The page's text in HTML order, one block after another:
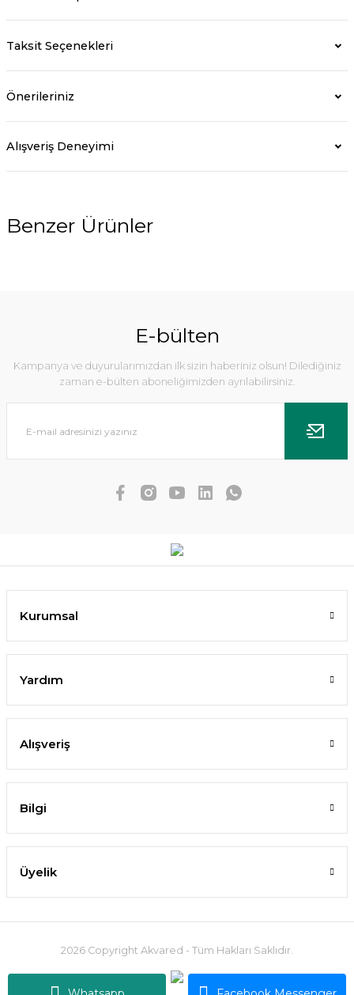
Taksit Seçenekleri
Önerileriniz
Alışveriş Deneyimi
Benzer Ürünler
E-bülten
Kampanya ve duyurularımızdan ilk sizin haberiniz olsun! Dilediğiniz
zaman e-bülten aboneliğimizden ayrılabilirsiniz.
Kurumsal
Yardım
Alışveriş
Bilgi
Üyelik
2026 Copyright Akvared - Tüm Hakları Saklıdır.